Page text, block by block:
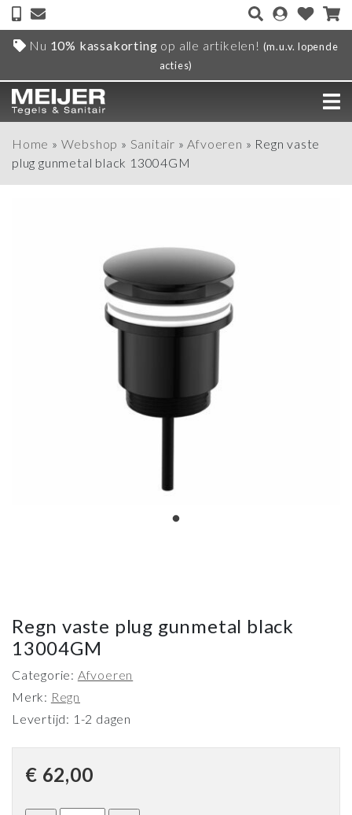
Nu 10% kassakorting op alle artikelen! (m.u.v. lopende
acties)
Home » Webshop » Sanitair »Afvoeren » Regn vaste
plug gunmetal black 13004GM
Regn vaste plug gunmetal black
13004GM
Categorie: Afvoeren
Merk: Regn
Levertijd: 1-2 dagen
€ 62,00